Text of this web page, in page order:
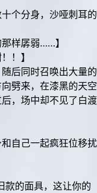
个分身，沙哑刺耳的
样孱弱……】
！】
后同时召唤出大量的
劈来，在漆黑的天空
，场中却不见了白渡
自己一起疯狂位移扰
款的面具，这让你的